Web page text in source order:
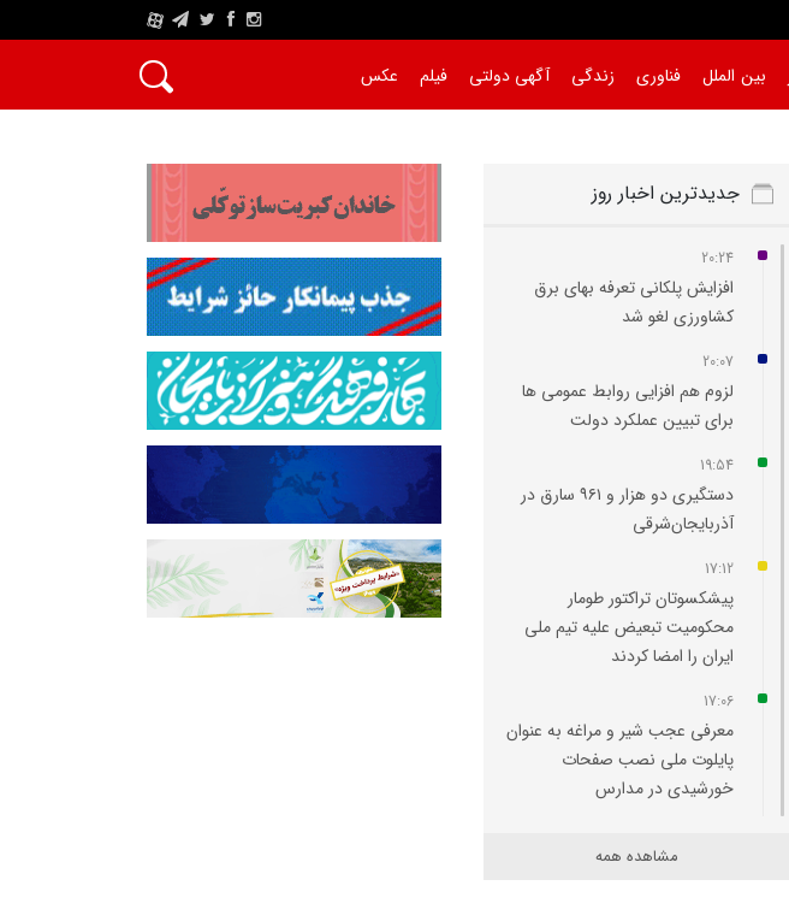
A
بین الملل فناوری زندگی آگهی دولتی فیلم عکس
جدیدترین اخبار روز
20:24
افزایش پلکانی تعرفه بهای برق
کشاورزی لغو شد
20:07
لزوم هم‌ افزایی روابط‌ عمومی‌ ها
برای تبیین عملکرد دولت
19:54
دستگیری دو هزار و ۹۶۱ سارق در
آذربایجان‌شرقی
17:12
پیشکسوتان تراکتور طومار
محکومیت تبعیض علیه تیم ملی
ایران را امضا کردند
17:06
معرفی عجب‌ شیر و مراغه به عنوان
پایلوت ملی نصب صفحات
خورشیدی در مدارس
اسرائیل به دنبال تخریب روند
مشاهده همه